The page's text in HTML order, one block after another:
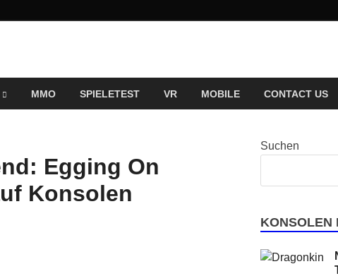
Entertainment News
MMO SPIELETEST VR MOBILE CONTACT US
Egging On
Konsolen
Suchen
KONSOLEN